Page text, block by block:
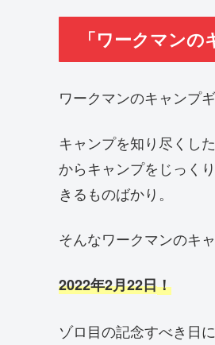
「ワークマン
ワークマンのキャンプ
キャンプを知り尽くし
からキャンプをじっく
きるものばかり。
そんなワークマンのキ
2022年2月22日！
ゾロ目の記念すべき日